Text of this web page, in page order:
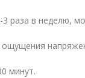
раза в неделю,
минут.